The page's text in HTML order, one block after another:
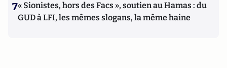
7« Sionistes, hors des Facs », soutien au Hamas : du
GUD à LFI, les mêmes slogans, la même haine